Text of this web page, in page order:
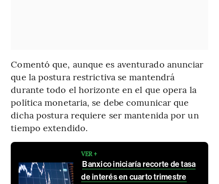
Comentó que, aunque es aventurado anunciar
que la postura restrictiva se mantendrá
durante todo el horizonte en el que opera la
política monetaria, se debe comunicar que
dicha postura requiere ser mantenida por un
tiempo extendido.
VER +
Banxico iniciaría recorte de tasa
de interés en cuarto trimestre